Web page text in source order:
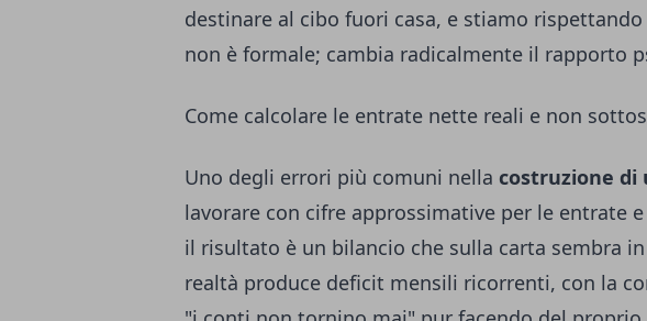
destinare al cibo fuori casa, e stiamo
non è formale; cambia radicalmente il rapporto
Come calcolare le entrate nette reali e non
Uno degli errori più comuni nella costruzione
lavorare con cifre approssimative per le entrate
il risultato è un bilancio che sulla carta sembra
realtà produce deficit mensili ricorrenti, con la